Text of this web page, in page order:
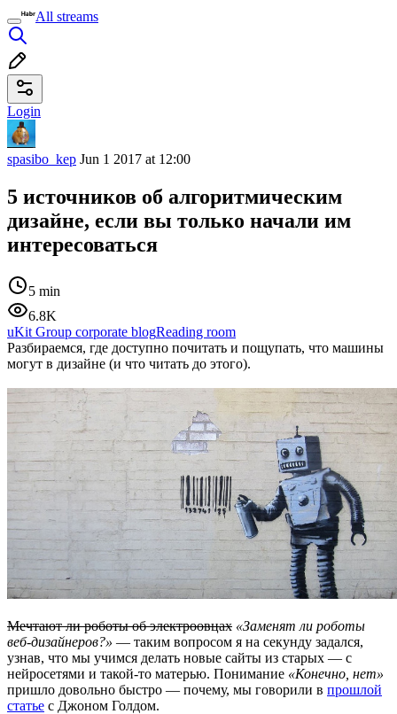
All streams
Login
spasibo_kep Jun 1 2017 at 12:00
5 источников об алгоритмическим
дизайне, если вы только начали им
интересоваться
5 min
6.8K
uKit Group corporate blogReading room
Разбираемся, где доступно почитать и пощупать, что машины
могут в дизайне (и что читать до этого).
Мечтают ли роботы об электроовцах «Заменят ли роботы
веб-дизайнеров?» — таким вопросом я на секунду задался,
узнав, что мы учимся делать новые сайты из старых — с
нейросетями и такой-то матерью. Понимание «Конечно, нет»
пришло довольно быстро — почему, мы говорили в прошлой
статье с Джоном Голдом.